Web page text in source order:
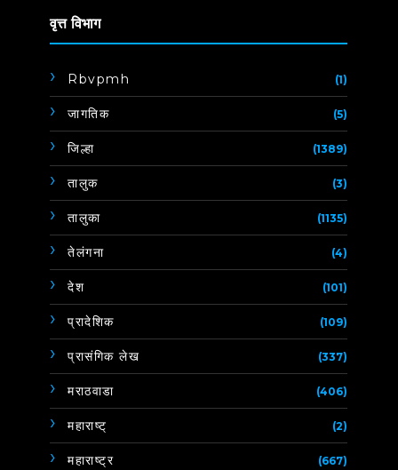
वृत्त विभाग
Rbvpmh (1)
जागतिक (5)
जिल्हा (1389)
तालुक (3)
तालुका (1135)
तेलंगना (4)
देश (101)
प्रादेशिक (109)
प्रासंगिक लेख (337)
मराठवाडा (406)
महाराष्ट् (2)
महाराष्ट्र (667)